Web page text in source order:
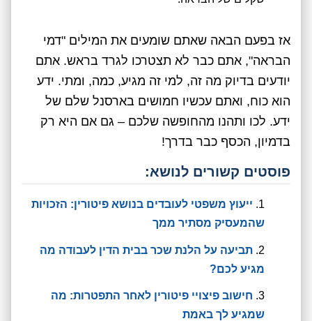
אז בפעם הבאה שאתם שומעים את המילים "דמי
הבראה", אתם כבר לא תצטרכו לגרד בראש. אתם
יודעים בדיוק מה זה, למי זה מגיע, כמה, ומתי. ידע
הוא כוח, ואתם עכשיו חמושים בארסנל שלם של
ידע. לכו ותהנו מהחופשה שלכם – גם אם היא רק
בדמיון, הכסף כבר בדרך!
פוסטים קשורים לנושא:
ייעוץ משפטי לעובדים בנושא פיטורין: הזכויות
שהמעסיק מסתיר ממך
תביעה על הלנת שכר בבית הדין לעבודה מה
מגיע לכם?
חישוב פיצויי פיטורין לאחר התפטרות: מה
שמגיע לך באמת